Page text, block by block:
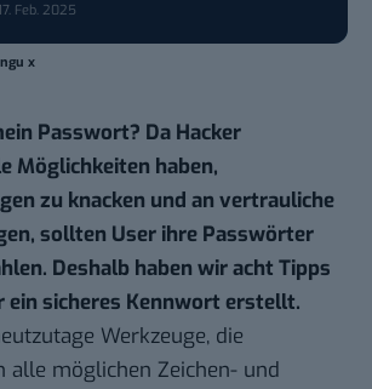
Feb. 2025
x
Passwort? Da Hacker
Möglichkeiten haben,
zu knacken und an vertrauliche
sollten User ihre Passwörter
Deshalb haben wir acht Tipps
ein sicheres Kennwort erstellt.
Werkzeuge, die
alle möglichen Zeichen- und